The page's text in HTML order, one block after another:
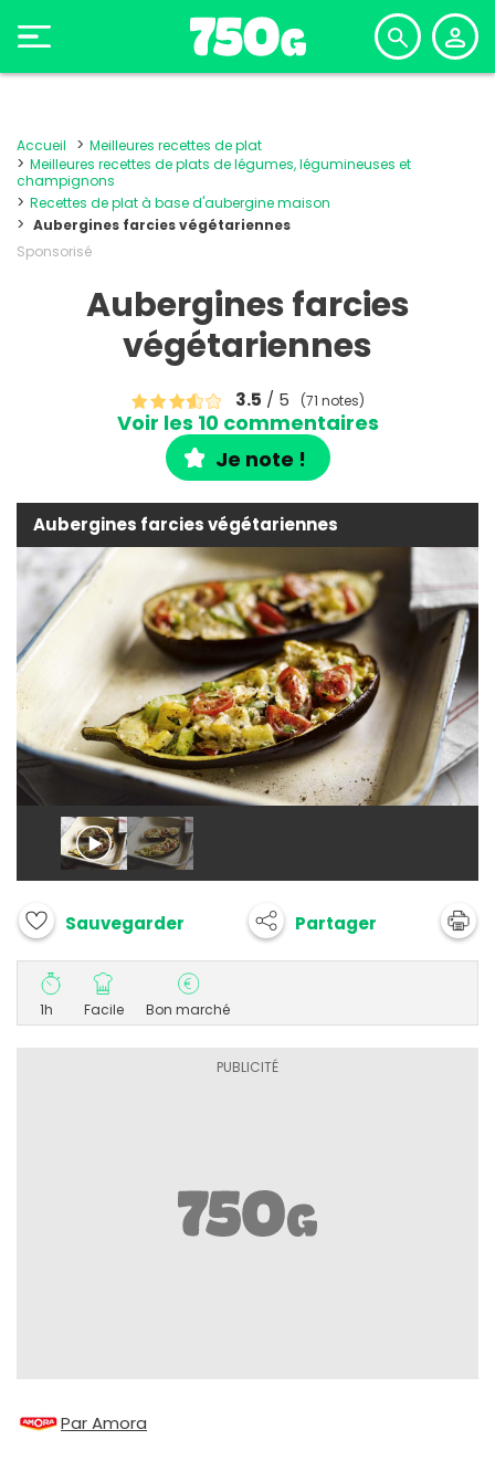
Accueil
Meilleures recettes de plat
Meilleures recettes de plats de légumes, légumineuses et
champignons
Recettes de plat à base d'aubergine maison
Aubergines farcies végétariennes
Sponsorisé
Aubergines farcies
végétariennes
3.5 / 5 (71 notes)
Voir les 10 commentaires
Je note !
Aubergines farcies végétariennes
Sauvegarder Partager
1h Facile Bon marché
Par Amora